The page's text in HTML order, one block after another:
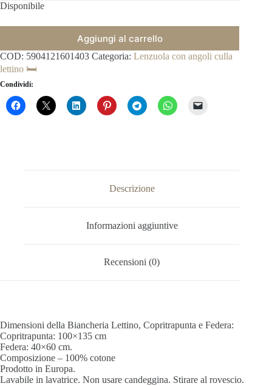
Disponibile
Aggiungi al carrello
COD: 5904121601403 Categoria: Lenzuola con angoli culla
lettino 🛏️
Condividi:
Descrizione
Informazioni aggiuntive
Recensioni (0)
Dimensioni della Biancheria Lettino, Copritrapunta e Federa:
Copritrapunta: 100×135 cm
Federa: 40×60 cm.
Composizione – 100% cotone
Prodotto in Europa.
Lavabile in lavatrice. Non usare candeggina. Stirare al rovescio.